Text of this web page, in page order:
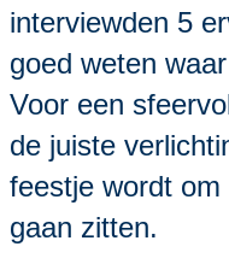
interviewden 5
goed weten
Voor een
de juiste
feestje wordt om
gaan zitten.